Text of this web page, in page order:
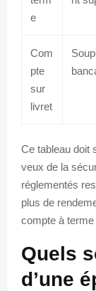
e
Com
pte
sur
livret
Ce tableau doit
veux de la
réglementés
plus de
compte à terme
Quels
d’une